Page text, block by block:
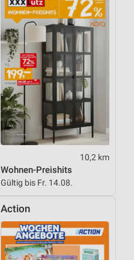
10,2 km
Wohnen-Preishits
Gültig bis Fr. 14.08.
Action